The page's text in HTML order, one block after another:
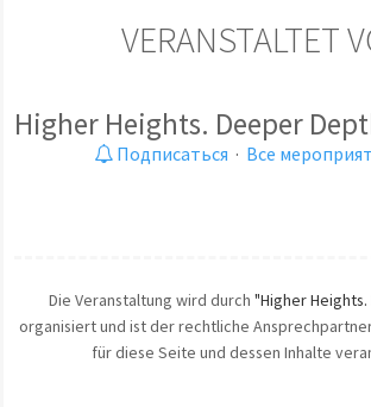
VERANSTALTET
Higher Heights. Deeper
Подписаться · Все
Die Veranstaltung wird durch "Higher
organisiert und ist der rechtliche
für diese Seite und dessen Inhalte